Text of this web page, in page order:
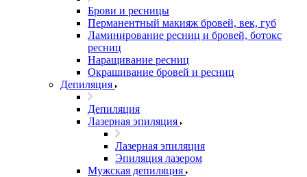
Брови и ресницы
Перманентный макияж бровей, век, губ
Ламинирование ресниц и бровей, бoтoкс
ресниц
Наращивание ресниц
Окрашивание бровей и ресниц
Депиляция
Депиляция
Лазерная эпиляция
Лазерная эпиляция
Эпиляция лазером
Мужская депиляция